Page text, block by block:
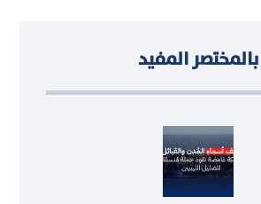
بالمختصر المفيد